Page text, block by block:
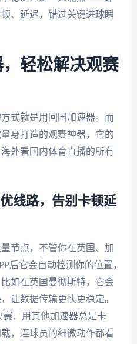
、延迟，错过关键进球瞬
轻松解决观赛
式就是用回国加速器。而
身打造的观赛神器，它的
外看国内体育直播的所有
线路，告别卡顿延
节点，不管你在英国、加
后它会自动检测你的位置，
如在英国曼彻斯特，它会
让数据传输更快更稳定。
，用其他加速器总是卡
，连球员的细微动作都看